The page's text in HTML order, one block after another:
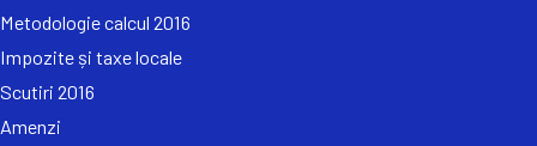
Metodologie calcul 2016
Impozite și taxe locale
Scutiri 2016
Amenzi